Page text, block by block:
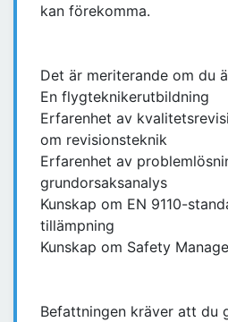
kan förekomma.
Det är meriterande om du
En flygteknikerutbildning
Erfarenhet av
om revisionsteknik
Erfarenhet av
grundorsaksanalys
Kunskap om EN 9110-
tillämpning
Kunskap om Safety
Befattningen kräver att du